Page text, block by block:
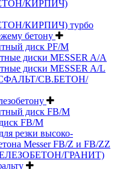
КИРПИЧ)
КИРПИЧ) турбо
бетону
диск PF/M
диски MESSER A/A
диски MESSER A/L
СВ.БЕТОН/
диск FB/M
FB/M
резки высоко-
Messer FB/Z и FB/ZZ
ГРАНИТ)